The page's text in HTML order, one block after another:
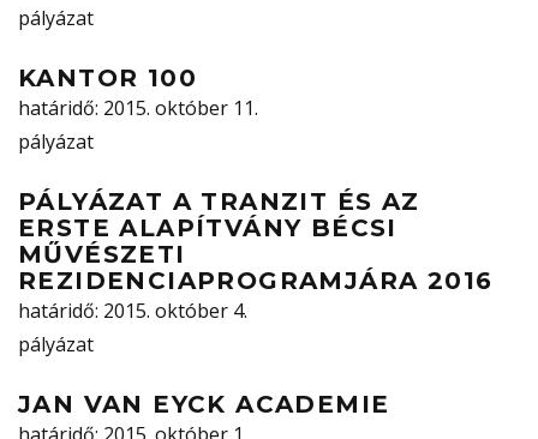
pályázat
KANTOR 100
határidő: 2015. október 11.
pályázat
PÁLYÁZAT A TRANZIT ÉS AZ
ERSTE ALAPÍTVÁNY BÉCSI
MŰVÉSZETI
REZIDENCIAPROGRAMJÁRA 2016
határidő: 2015. október 4.
pályázat
JAN VAN EYCK ACADEMIE